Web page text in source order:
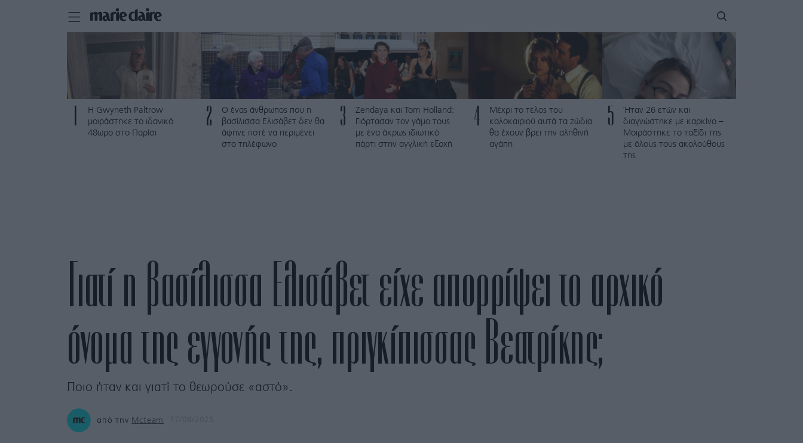
Η Gwyneth Paltrow
μοιράστηκε το ιδανικό
48ωρο στο Παρίσι
2
Ο ένας άνθρωπος που η
βασίλισσα Ελισάβετ δεν θα
άφηνε ποτέ να περιμένει
στο τηλέφωνο
3
Zendaya και Tom Holland:
Γιόρτασαν τον γάμο τους
με ένα άκρως ιδιωτικό
πάρτι στην αγγλική εξοχή
4
Μέχρι το τέλος του
καλοκαιριού αυτά τα ζώδια
θα έχουν βρει την αληθινή
αγάπη
5
Ήταν 26 ετών και
διαγνώστηκε με καρκίνο –
Μοιράστηκε το ταξίδι της
με όλους τους ακολούθους
της
Γιατί η βασίλισσα Ελισάβετ είχε απορρίψει το αρχικό
όνομα της εγγονής της, πριγκίπισσας Βεατρίκης;
Ποιο ήταν και γιατί το θεωρούσε «αστό».
από την Mcteam